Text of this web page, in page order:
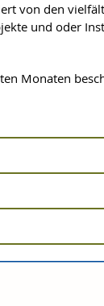
von den
und oder
Monaten